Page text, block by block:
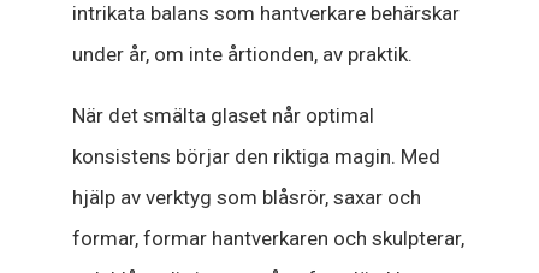
intrikata balans som hantverkare behärskar
under år, om inte årtionden, av praktik.
När det smälta glaset når optimal
konsistens börjar den riktiga magin. Med
hjälp av verktyg som blåsrör, saxar och
formar, formar hantverkaren och skulpterar,